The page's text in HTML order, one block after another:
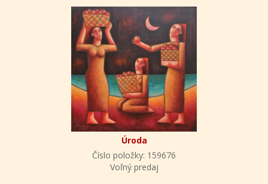
Úroda
Číslo položky: 159676
Voľný predaj